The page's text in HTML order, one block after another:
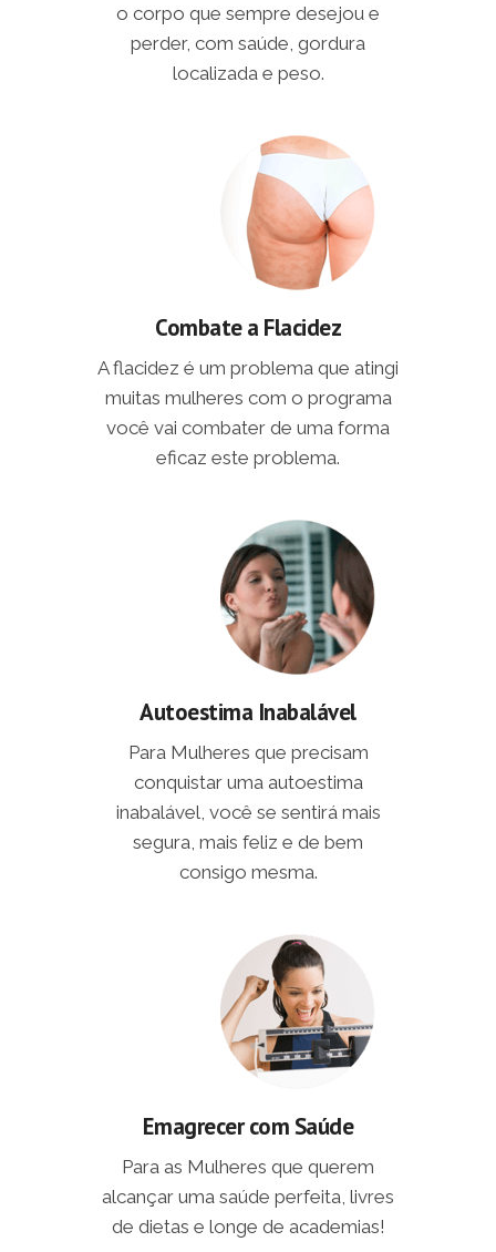
o corpo que sempre desejou e
perder, com saúde, gordura
localizada e peso.
Combate a Flacidez
A flacidez é um problema que atingi
muitas mulheres com o programa
você vai combater de uma forma
eficaz este problema.
Autoestima Inabalável
Para Mulheres que precisam
conquistar uma autoestima
inabalável, você se sentirá mais
segura, mais feliz e de bem
consigo mesma.
Emagrecer com Saúde
Para as Mulheres que querem
alcançar uma saúde perfeita, livres
de dietas e longe de academias!